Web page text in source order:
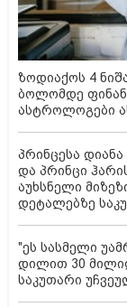
ზოდიაქოს 4
ბოლომდე
ასტროლოგები
პრინცესა
და პრინცი
აუხსნელი
დეტალებზე
"ეს სასმელი
დილით 30
საკუთარი